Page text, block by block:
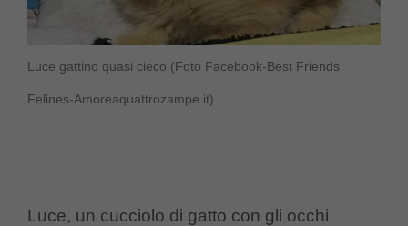
Luce gattino quasi cieco (Foto Facebook-Best Friends
Felines-Amoreaquattrozampe.it)
Luce, un cucciolo di gatto con gli occhi